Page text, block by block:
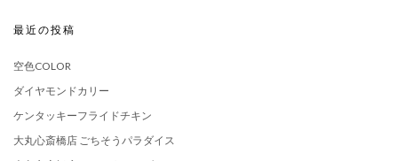
最近の投稿
空色COLOR
ダイヤモンドカリー
ケンタッキーフライドチキン
大丸心斎橋店 ごちそうパラダイス